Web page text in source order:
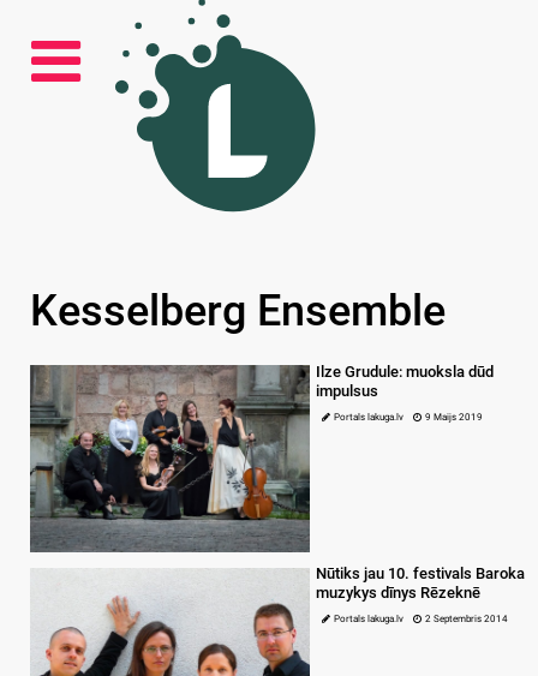
Kesselberg Ensemble
Ilze Grudule: muoksla dūd
impulsus
Portals lakuga.lv 9 Maijs 2019
Nūtiks jau 10. festivals Baroka
muzykys dīnys Rēzeknē
Portals lakuga.lv 2 Septembris 2014